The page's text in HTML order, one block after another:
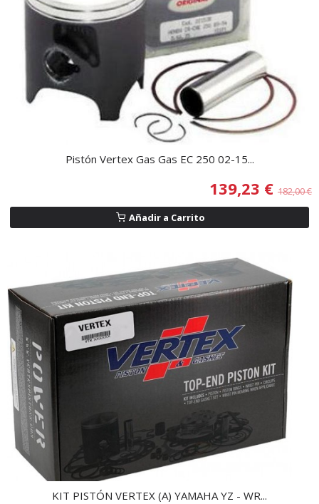
Pistón Vertex Gas Gas EC 250 02-15...
139,23 € 182,00 €
Añadir a Carrito
KIT PISTÓN VERTEX (A) YAMAHA YZ - WR...